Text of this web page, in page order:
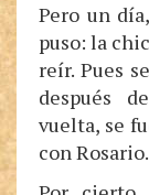
Pero un
puso: la
reír. Pues
después
vuelta, se
con Rosario.